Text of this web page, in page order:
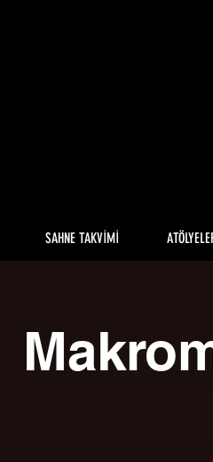
SAHNE TAKVİMİ